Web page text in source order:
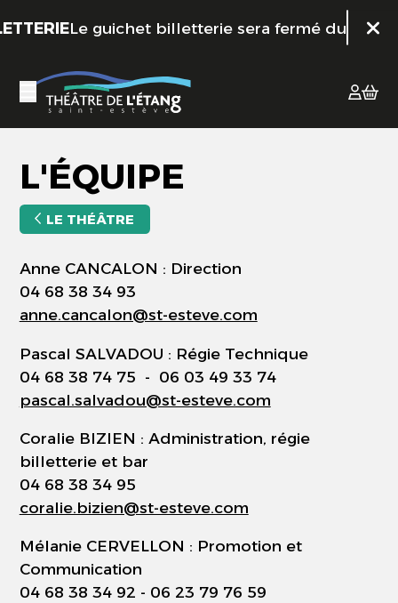
Le guichet billetterie sera fermé du 10
L'ÉQUIPE
LE THÉÂTRE
Anne CANCALON : Direction
04 68 38 34 93
anne.cancalon@st-esteve.com
Pascal SALVADOU : Régie Technique
04 68 38 74 75 - 06 03 49 33 74
pascal.salvadou@st-esteve.com
Coralie BIZIEN : Administration, régie
billetterie et bar
04 68 38 34 95
coralie.bizien@st-esteve.com
Mélanie CERVELLON : Promotion et
Communication
04 68 38 34 92 - 06 23 79 76 59